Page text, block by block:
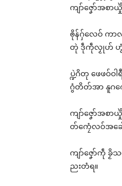
ကျာ်ဇၞော်အစာ
ၜိုန်ဂှ်လေဝ် ကာ
တုဲ ဒဵုကဵုလၟုဟ် ဟွံ
ပ္ဍဲဂိတု ဖေဖဝ်
ဂွံတိတ်အာ နူဂ
ကျာ်ဇၞော်အစ
တ်ကၠေံလဝ်အခေ
ကျာ်ဇၞော်ကဵု ခၟိ
ညးတံရ။